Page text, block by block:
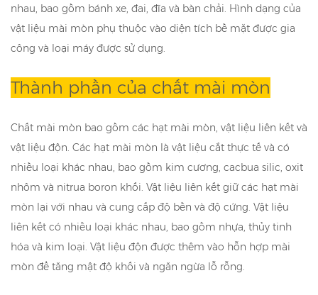
nhau, bao gồm bánh xe, đai, đĩa và bàn chải. Hình dạng của
vật liệu mài mòn phụ thuộc vào diện tích bề mặt được gia
công và loại máy được sử dụng.
Thành phần của chất mài mòn
Chất mài mòn bao gồm các hạt mài mòn, vật liệu liên kết và
vật liệu độn. Các hạt mài mòn là vật liệu cắt thực tế và có
nhiều loại khác nhau, bao gồm kim cương, cacbua silic, oxit
nhôm và nitrua boron khối. Vật liệu liên kết giữ các hạt mài
mòn lại với nhau và cung cấp độ bền và độ cứng. Vật liệu
liên kết có nhiều loại khác nhau, bao gồm nhựa, thủy tinh
hóa và kim loại. Vật liệu độn được thêm vào hỗn hợp mài
mòn để tăng mật độ khối và ngăn ngừa lỗ rỗng.